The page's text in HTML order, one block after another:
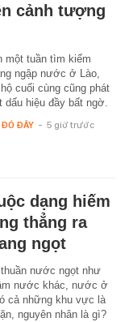
cảnh tượng
một tuần tìm kiếm
ngập nước ở Lào,
cuối cùng cũng phát
dấu hiệu đầy bất ngờ.
ĐÓ ĐÂY - 5 giờ trước
dạng hiếm
thẳng ra
ngọt
nước ngọt như
nước khác, nước ở
cả những khu vực là
nguyên nhân là gì?